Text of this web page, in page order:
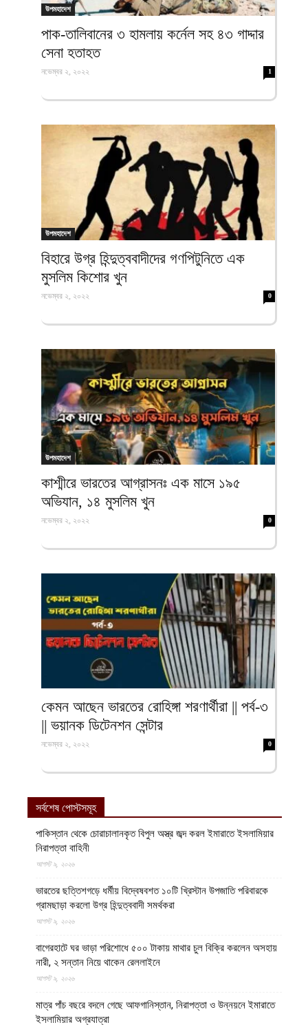
উপমহাদেশ
পাক-তালিবানের ৩ হামলায় কর্নেল সহ ৪৩ গাদ্দার
সেনা হতাহত
নভেম্বর ২, ২০২২ 1
উপমহাদেশ
বিহারে উগ্র হিন্দুত্ববাদীদের গণপিটুনিতে এক
মুসলিম কিশোর খুন
নভেম্বর ২, ২০২২ 0
উপমহাদেশ
কাশ্মীরে ভারতের আগ্রাসনঃ এক মাসে ১৯৫
অভিযান, ১৪ মুসলিম খুন
নভেম্বর ২, ২০২২ 0
কেমন আছেন ভারতের রোহিঙ্গা শরণার্থীরা || পর্ব-৩
|| ভয়ানক ডিটেনশন সেন্টার
নভেম্বর ২, ২০২২ 0
সর্বশেষ পোস্টসমূহ
পাকিস্তান থেকে চোরাচালানকৃত বিপুল অস্ত্র জব্দ করল ইমারাতে ইসলামিয়ার
নিরাপত্তা বাহিনী
আগস্ট ৯, ২০২৬
ভারতের ছত্তিশগড়ে ধর্মীয় বিদ্বেষবশত ১০টি খ্রিস্টান উপজাতি পরিবারকে
গ্রামছাড়া করলো উগ্র হিন্দুত্ববাদী সমর্থকরা
আগস্ট ৯, ২০২৬
বাগেরহাটে ঘর ভাড়া পরিশোধে ৫০০ টাকায় মাথার চুল বিক্রি করলেন অসহায়
নারী, ২ সন্তান নিয়ে থাকেন রেললাইনে
আগস্ট ৯, ২০২৬
মাত্র পাঁচ বছরে বদলে গেছে আফগানিস্তান, নিরাপত্তা ও উন্নয়নে ইমারাতে
ইসলামিয়ার অগ্রযাত্রা